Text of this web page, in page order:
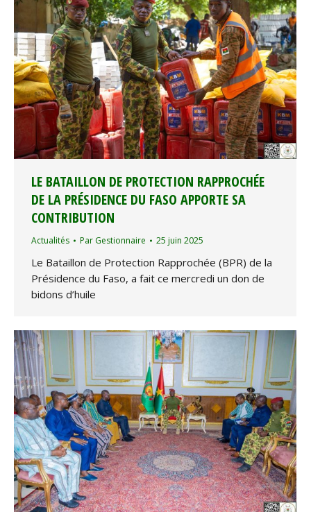
LE BATAILLON DE PROTECTION RAPPROCHÉE
DE LA PRÉSIDENCE DU FASO APPORTE SA
CONTRIBUTION
Actualités Par Gestionnaire 25 juin 2025
Le Bataillon de Protection Rapprochée (BPR) de la
Présidence du Faso, a fait ce mercredi un don de
bidons d’huile